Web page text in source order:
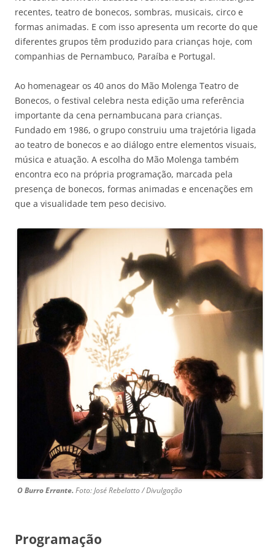
recentes, teatro de bonecos, sombras, musicais, circo e
formas animadas. E com isso apresenta um recorte do que
diferentes grupos têm produzido para crianças hoje, com
companhias de Pernambuco, Paraíba e Portugal.
Ao homenagear os 40 anos do Mão Molenga Teatro de
Bonecos, o festival celebra nesta edição uma referência
importante da cena pernambucana para crianças.
Fundado em 1986, o grupo construiu uma trajetória ligada
ao teatro de bonecos e ao diálogo entre elementos visuais,
música e atuação. A escolha do Mão Molenga também
encontra eco na própria programação, marcada pela
presença de bonecos, formas animadas e encenações em
que a visualidade tem peso decisivo.
O Burro Errante. Foto: José Rebelatto / Divulgação
Programação